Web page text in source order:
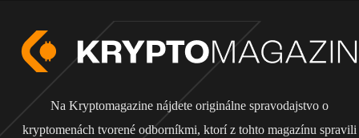
Na Kryptomagazine nájdete originálne spravodajstvo o
kryptomenách tvorené odborníkmi, ktorí z tohto magazínu spravili